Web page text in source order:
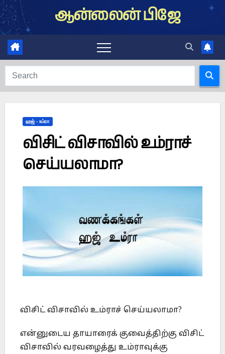
Skip
to
content
ஆன்லைன் பிஜே
ஹஜ் - உம்ரா
விசிட் விசாவில் உம்ராச்
செய்யலாமா?
விசிட் விசாவில் உம்ராச் செய்யலாமா?
என்னுடைய தாயாரைக் குவைத்திற்கு விசிட்
விசாவில் வரவழைத்து உம்ராவுக்கு